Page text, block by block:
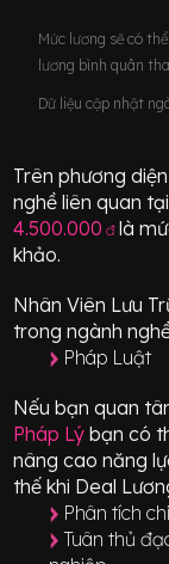
Mức lương sẽ có
lương bình quân
Dữ liệu cập nhật
Trên phương
nghề liên quan
4.500.000 đlà
khảo.
Nhân Viên Lưu
trong ngành
Pháp Luật
Nếu bạn quan
Pháp Lý bạn có
nâng cao năng
thế khi Deal
Phân tích
Tuân thủ